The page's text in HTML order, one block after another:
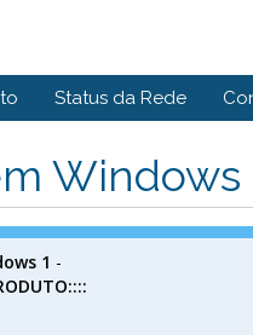
Status da Rede
Windows
1 -